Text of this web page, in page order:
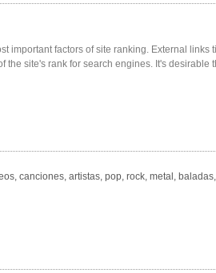
important factors of site ranking. External links
site's rank for search engines. It's desirable
canciones, artistas, pop, rock, metal,